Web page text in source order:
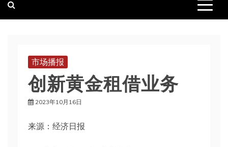
市场播报
创新黄金租借业务
2023年10月16日
来源：经济日报